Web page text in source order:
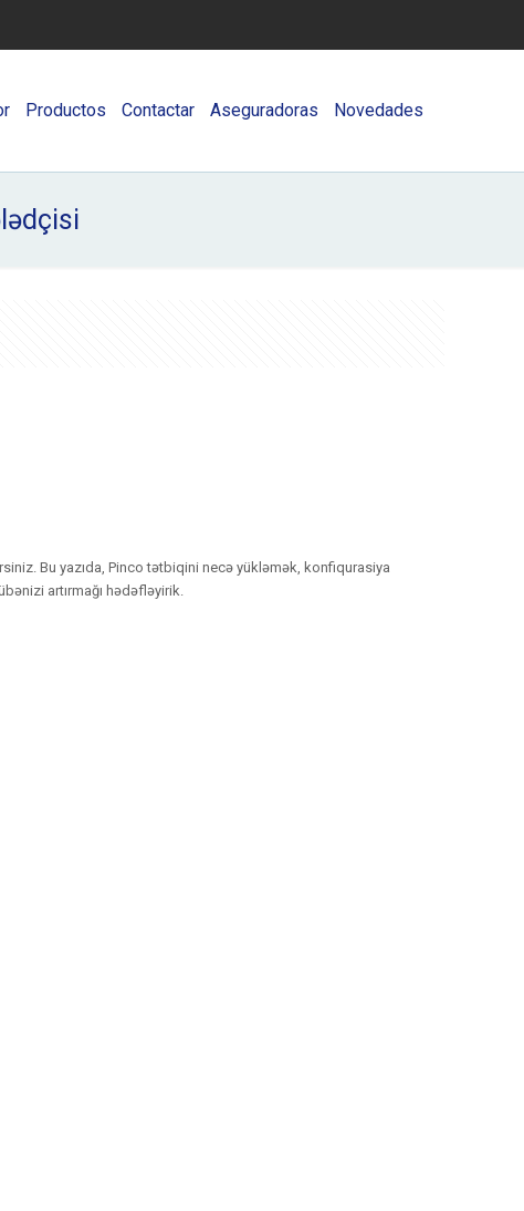
Productos Contactar Aseguradoras Novedades
Bu yazıda, Pinco tətbiqini necə yükləmək, konfiqurasiya
artırmağı hədəfləyirik.